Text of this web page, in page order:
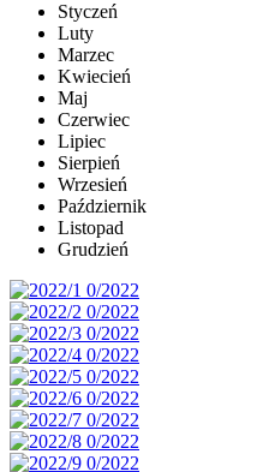
Styczeń
Luty
Marzec
Kwiecień
Maj
Czerwiec
Lipiec
Sierpień
Wrzesień
Październik
Listopad
Grudzień